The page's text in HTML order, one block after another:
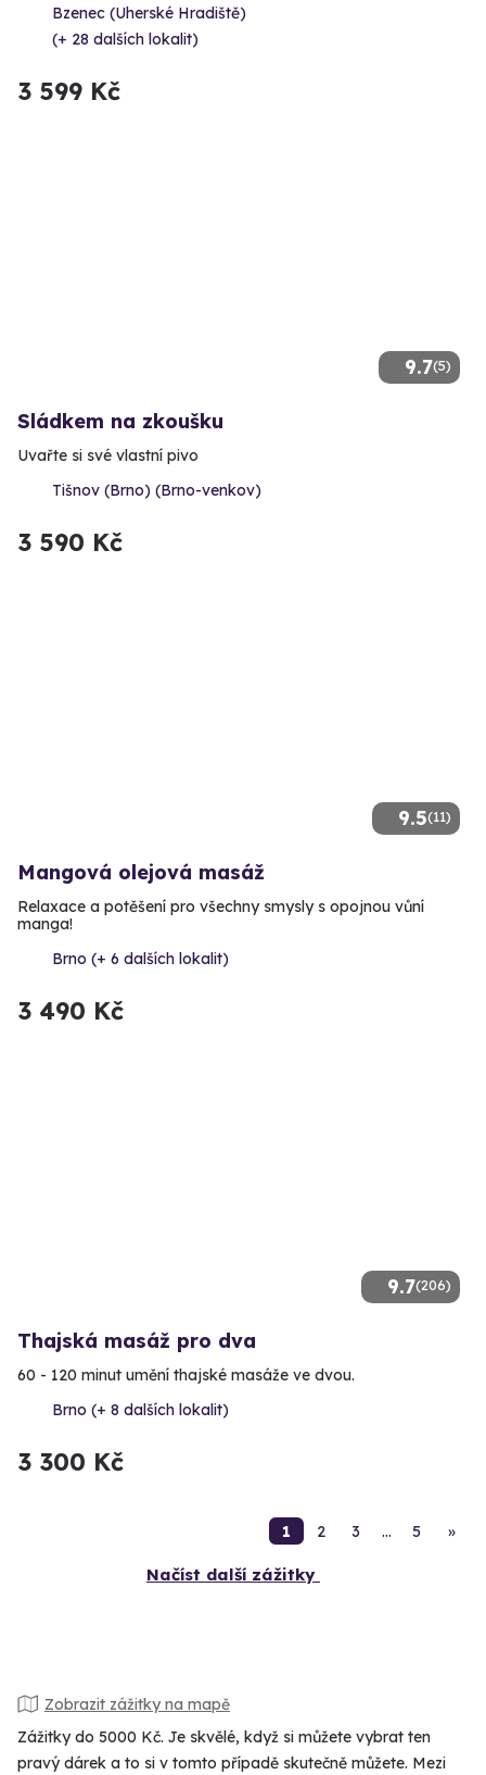
Bzenec (Uherské Hradiště)
(+ 28 dalších lokalit)
3 599 Kč
9.7(5)
Sládkem na zkoušku
Uvařte si své vlastní pivo
Tišnov (Brno) (Brno-venkov)
3 590 Kč
9.5(11)
Mangová olejová masáž
Relaxace a potěšení pro všechny smysly s opojnou vůní
manga!
Brno (+ 6 dalších lokalit)
3 490 Kč
9.7(206)
Thajská masáž pro dva
60 - 120 minut umění thajské masáže ve dvou.
Brno (+ 8 dalších lokalit)
3 300 Kč
1 2 3 … 5 »
Načíst další zážitky
Zobrazit zážitky na mapě
Zážitky do 5000 Kč. Je skvělé, když si můžete vybrat ten
pravý dárek a to si v tomto případě skutečně můžete. Mezi